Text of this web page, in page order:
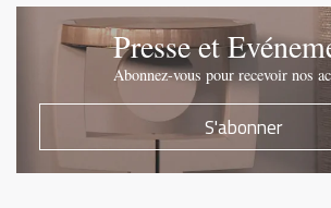
Presse et
Abonnez-vous pour recevoir nos
S'abonner